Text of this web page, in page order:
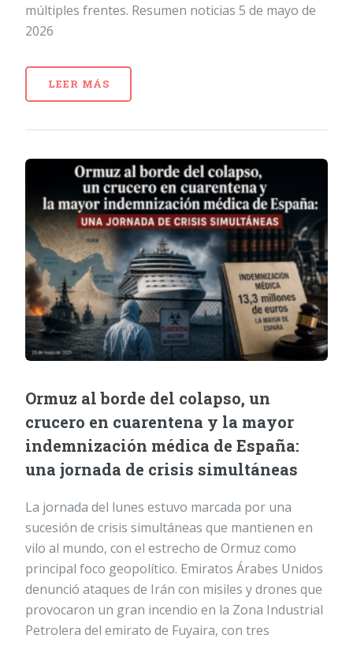
múltiples frentes. Resumen noticias 5 de mayo de
2026
LEER MÁS
Ormuz al borde del colapso, un
crucero en cuarentena y la mayor
indemnización médica de España:
una jornada de crisis simultáneas
La jornada del lunes estuvo marcada por una
sucesión de crisis simultáneas que mantienen en
vilo al mundo, con el estrecho de Ormuz como
principal foco geopolítico. Emiratos Árabes Unidos
denunció ataques de Irán con misiles y drones que
provocaron un gran incendio en la Zona Industrial
Petrolera del emirato de Fuyaira, con tres